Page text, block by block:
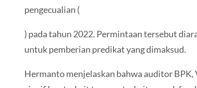
pengecualian (
) pada tahun 2022. Permintaan tersebut
untuk pemberian predikat yang dimaksud.
Hermanto menjelaskan bahwa auditor